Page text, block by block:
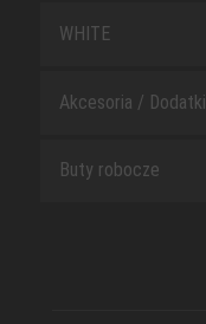
WHITE
Akcesoria / Dodatki
Buty robocze